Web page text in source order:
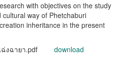
with objectives on the study
way of Phetchaburi
inheritance in the present
งฉายา.pdf download